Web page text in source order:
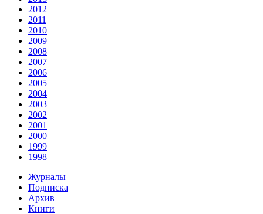
2012
2011
2010
2009
2008
2007
2006
2005
2004
2003
2002
2001
2000
1999
1998
Журналы
Подписка
Архив
Книги